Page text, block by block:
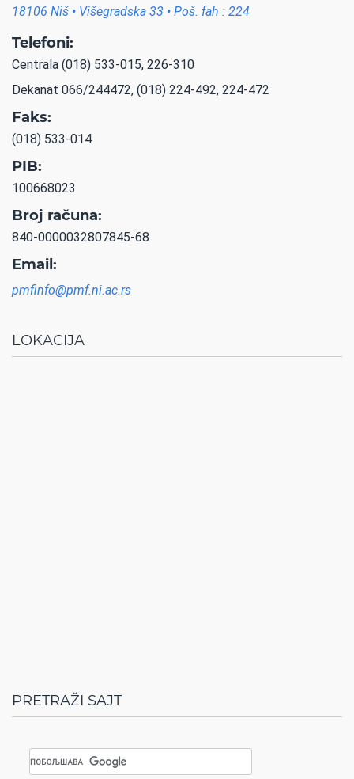
18106 Niš • Višegradska 33 • Poš. fah : 224
Telefoni:
Centrala (018) 533-015, 226-310
Dekanat 066/244472, (018) 224-492, 224-472
Faks:
(018) 533-014
PIB:
100668023
Broj računa:
840-0000032807845-68
Email:
pmfinfo@pmf.ni.ac.rs
LOKACIJA
PRETRAŽI SAJT